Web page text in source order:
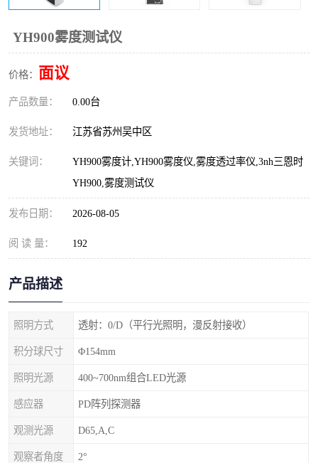
YH900雾度测试仪
价格： 面议
产品数量： 0.00台
发货地址： 江苏省苏州吴中区
关键词：
YH900雾度计,YH900雾度仪,雾度透过率仪,3nh三恩时
YH900,雾度测试仪
发布日期： 2026-08-05
阅 读 量： 192
产品描述
照明方式 透射：0/D（平行光照明，漫反射接收）
积分球尺寸 Φ154mm
照明光源 400~700nm组合LED光源
感应器 PD阵列探测器
观测光源 D65,A,C
观察者角度 2°
印刷看样台
条码扫描仪维修